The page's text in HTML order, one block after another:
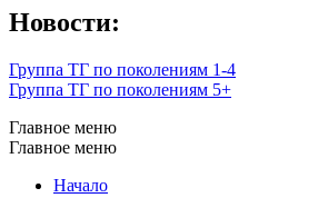
Новости:
Группа ТГ по поколениям 1-4
Группа ТГ по поколениям 5+
Главное меню
Главное меню
Начало